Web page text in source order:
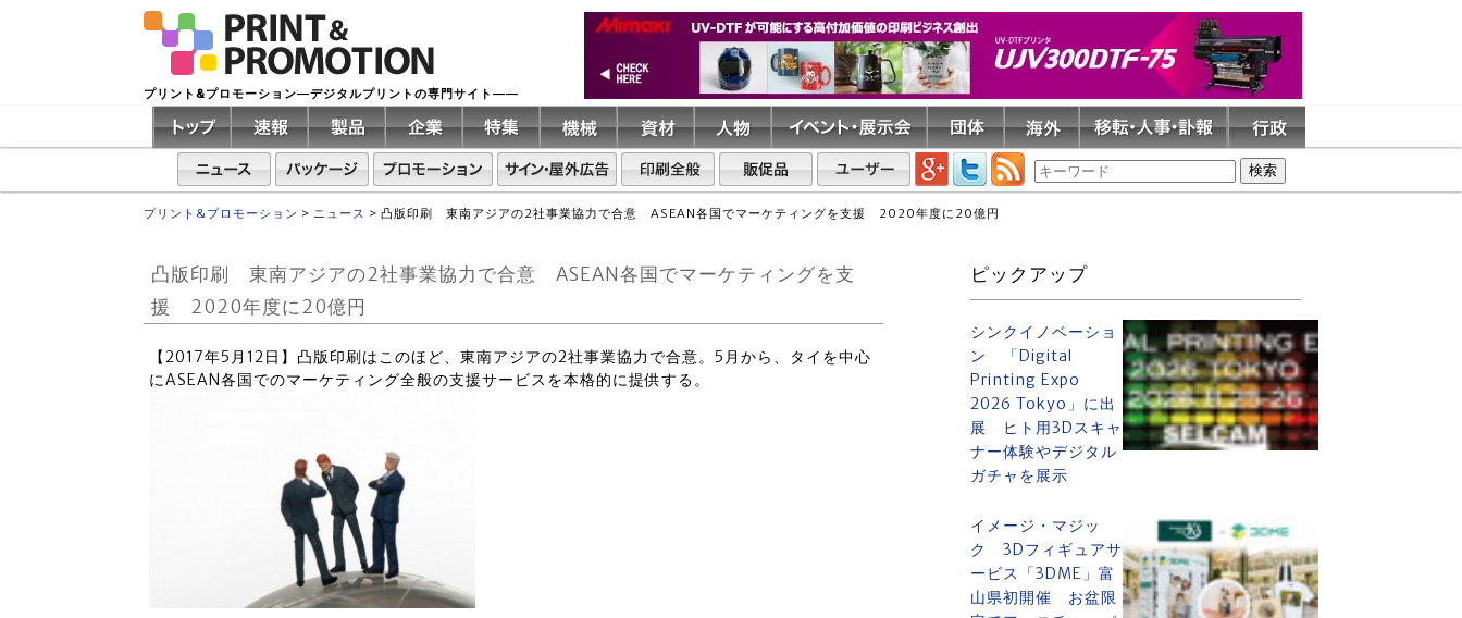
プリント&プロモーション―デジタルプリントの専門サイト――
プリント&プロモーション > ニュース > 凸版印刷 東南アジアの2社事業協力で合意 ASEAN各国でマーケティングを支援 2020年度に20億円
凸版印刷 東南アジアの2社事業協力で合意 ASEAN各国でマーケティングを支
援 2020年度に20億円
【2017年5月12日】凸版印刷はこのほど、東南アジアの2社事業協力で合意。5月から、タイを中心
にASEAN各国でのマーケティング全般の支援サービスを本格的に提供する。
ピックアップ
シンクイノベーショ
ン 「Digital
Printing Expo
2026 Tokyo」に出
展 ヒト用3Dスキャ
ナー体験やデジタル
ガチャを展示
イメージ・マジッ
ク 3Dフィギュアサ
ービス「3DME」富
山県初開催 お盆限